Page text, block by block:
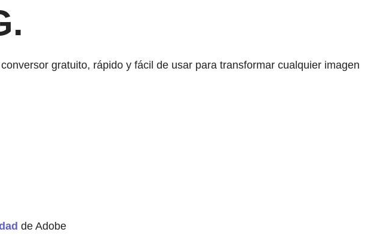
gratuito, rápido y fácil de usar para transformar cualquier imagen
de Adobe